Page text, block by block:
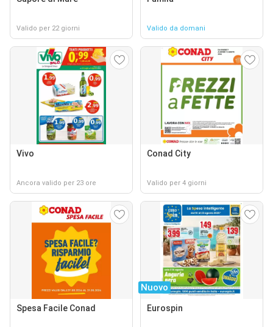
Valido per 22 giorni Valido da domani
Vivo
Ancora valido per 23 ore
Conad City
Valido per 4 giorni
Spesa Facile Conad
Nuovo
Eurospin